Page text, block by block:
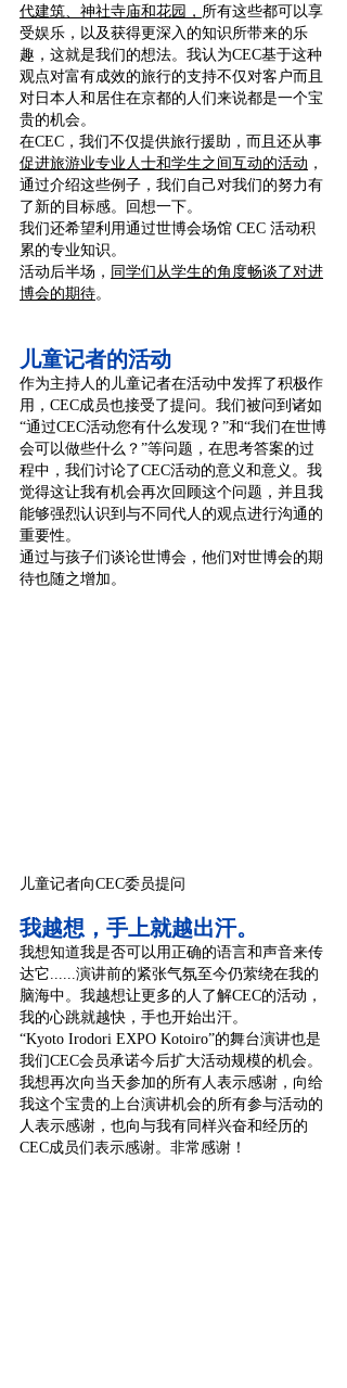
代建筑、神社寺庙和花园， 所有这些都可以享
受娱乐，以及获得更深入的知识所带来的乐
趣，这就是我们的想法。我认为CEC基于这种
观点对富有成效的旅行的支持不仅对客户而且
对日本人和居住在京都的人们来说都是一个宝
贵的机会。
在CEC，我们不仅提供旅行援助，而且还从事
促进旅游业专业人士和学生之间互动的活动 ，
通过介绍这些例子，我们自己对我们的努力有
了新的目标感。回想一下。
我们还希望利用通过世博会场馆 CEC 活动积
累的专业知识。
活动后半场， 同学们从学生的角度畅谈了对进
博会的期待。
儿童记者的活动
作为主持人的儿童记者在活动中发挥了积极作
用，CEC成员也接受了提问。我们被问到诸如
“通过CEC活动您有什么发现？”和“我们在世博
会可以做些什么？”等问题，在思考答案的过
程中，我们讨论了CEC活动的意义和意义。我
觉得这让我有机会再次回顾这个问题，并且我
能够强烈认识到与不同代人的观点进行沟通的
重要性。
通过与孩子们谈论世博会，他们对世博会的期
待也随之增加。
儿童记者向CEC委员提问
我越想，手上就越出汗。
我想知道我是否可以用正确的语言和声音来传
达它......演讲前的紧张气氛至今仍萦绕在我的
脑海中。我越想让更多的人了解CEC的活动，
我的心跳就越快，手也开始出汗。
“Kyoto Irodori EXPO Kotoiro”的舞台演讲也是
我们CEC会员承诺今后扩大活动规模的机会。
我想再次向当天参加的所有人表示感谢，向给
我这个宝贵的上台演讲机会的所有参与活动的
人表示感谢，也向与我有同样兴奋和经历的
CEC成员们表示感谢。非常感谢！